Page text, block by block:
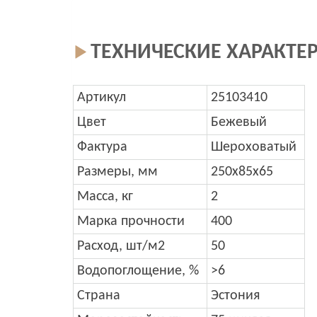
ТЕХНИЧЕСКИЕ
Артикул
25103410
Цвет
Бежевый
Фактура
Шероховатый
Размеры, мм
250x85x65
Масса, кг
2
Марка прочности
400
Расход, шт/м2
50
Водопоглощение, %
>6
Страна
Эстония